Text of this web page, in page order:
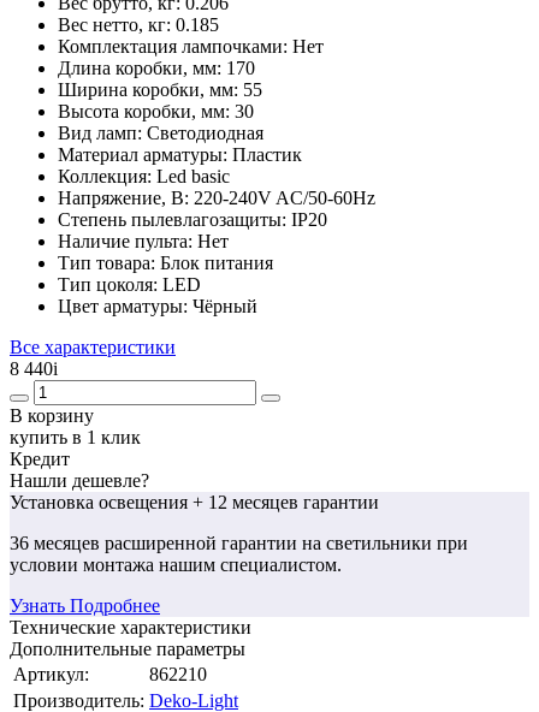
Вес нетто, кг: 0.185
Комплектация лампочками: Нет
Длина коробки, мм: 170
Ширина коробки, мм: 55
Высота коробки, мм: 30
Вид ламп: Светодиодная
Материал арматуры: Пластик
Коллекция: Led basic
Напряжение, В: 220-240V AC/50-60Hz
Степень пылевлагозащиты: IP20
Наличие пульта: Нет
Тип товара: Блок питания
Тип цоколя: LED
Цвет арматуры: Чёрный
Все характеристики
8 440i
В корзину
купить в 1 клик
Кредит
Нашли дешевле?
Установка освещения + 12 месяцев гарантии
36 месяцев расширенной гарантии на светильники при
условии монтажа нашим специалистом.
Узнать Подробнее
Технические характеристики
Дополнительные параметры
Артикул:
862210
Производитель: Deko-Light